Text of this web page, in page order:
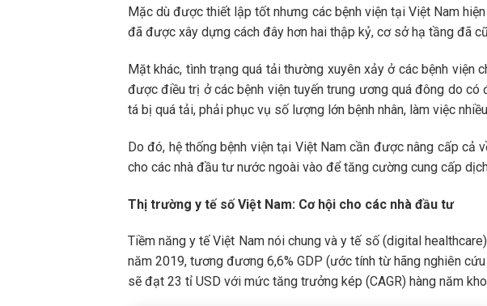
Mặc dù được thiết lập tốt nhưng các bệnh viện tại Việt Nam
đã được xây dựng cách đây hơn hai thập kỷ, cơ sở hạ tầng đã
Mặt khác, tình trạng quá tải thường xuyên xảy ở các bệnh viện
được điều trị ở các bệnh viện tuyến trung ương quá đông do
tá bị quá tải, phải phục vụ số lượng lớn bệnh nhân, làm việc
Do đó, hệ thống bệnh viện tại Việt Nam cần được nâng cấp
cho các nhà đầu tư nước ngoài vào để tăng cường cung cấp
Thị trường y tế số Việt Nam: Cơ hội cho các nhà đầu tư
Tiềm năng y tế Việt Nam nói chung và y tế số (digital
năm 2019, tương đương 6,6% GDP (ước tính từ hãng nghiên
sẽ đạt 23 tỉ USD với mức tăng trưởng kép (CAGR) hàng năm